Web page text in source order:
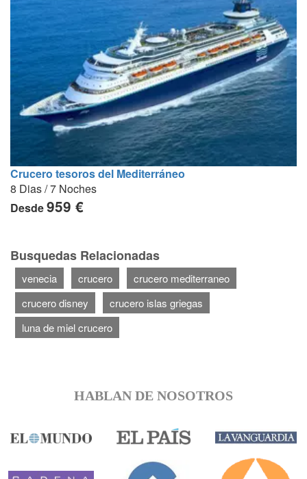
Crucero tesoros del Mediterráneo
8 Dias / 7 Noches
Desde959 €
Busquedas Relacionadas
venecia crucero
crucero mediterraneo
crucero disney
crucero islas griegas
luna de miel crucero
HABLAN DE NOSOTROS